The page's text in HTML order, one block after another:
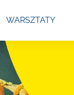
WARSZTATY